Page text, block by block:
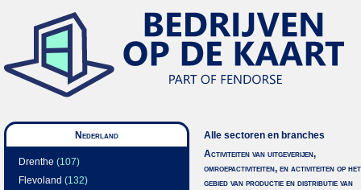
Nederland
Drenthe (107)
Flevoland (132)
Alle sectoren en branches
Activiteiten van uitgeverijen,
omroepactiviteiten, en activiteiten op het
gebied van productie en distributie van